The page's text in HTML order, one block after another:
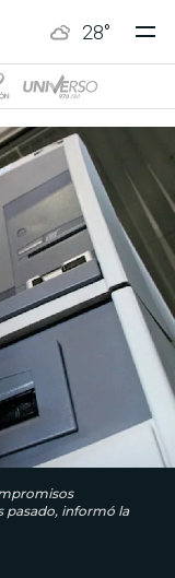
28°
pasado, informó la